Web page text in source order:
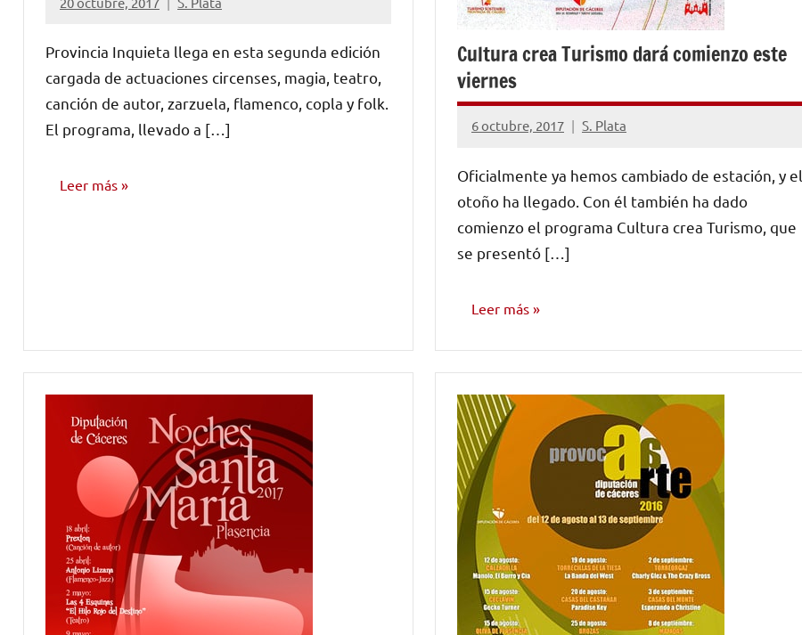
No
comentarios
Provincia Inquieta llega en esta segunda edición
cargada de actuaciones circenses, magia, teatro,
canción de autor, zarzuela, flamenco, copla y folk.
El programa, llevado a […]
Leer más
Cultura crea Turismo dará comienzo este
viernes
6 octubre, 2017 S. Plata
No
comentarios
Oficialmente ya hemos cambiado de estación, y el
otoño ha llegado. Con él también ha dado
comienzo el programa Cultura crea Turismo, que
se presentó […]
Leer más